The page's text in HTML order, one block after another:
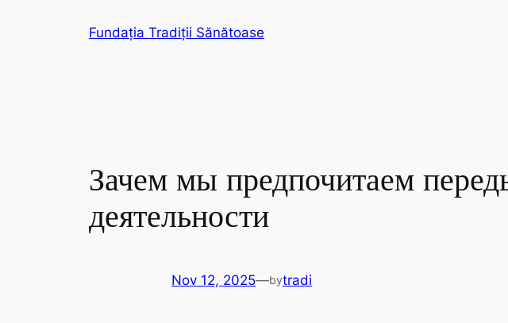
Fundația Tradiții Sănătoase
Зачем мы предпочитаем
деятельности
Nov 12, 2025—bytradi